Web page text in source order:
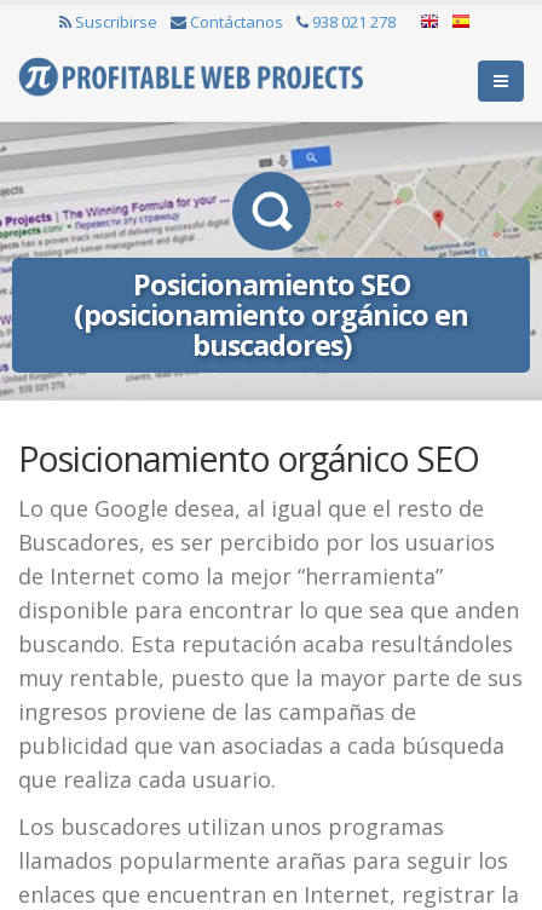
Suscribirse Contáctanos 938 021 278
Posicionamiento SEO
(posicionamiento orgánico en
buscadores)
Posicionamiento orgánico SEO
Lo que Google desea, al igual que el resto de
Buscadores, es ser percibido por los usuarios
de Internet como la mejor “herramienta”
disponible para encontrar lo que sea que anden
buscando. Esta reputación acaba resultándoles
muy rentable, puesto que la mayor parte de sus
ingresos proviene de las campañas de
publicidad que van asociadas a cada búsqueda
que realiza cada usuario.
Los buscadores utilizan unos programas
llamados popularmente arañas para seguir los
enlaces que encuentran en Internet, registrar la